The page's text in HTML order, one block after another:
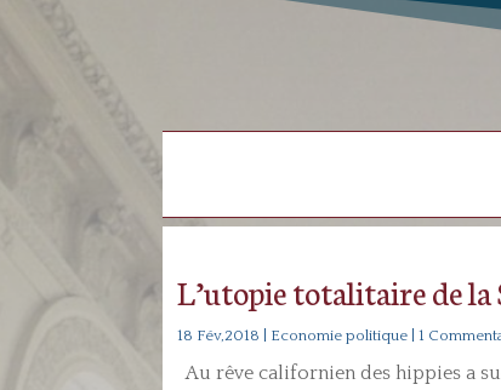
L’utopie totalitaire de
18 Fév,2018 Economie politique | 1
Au rêve californien des hippies a